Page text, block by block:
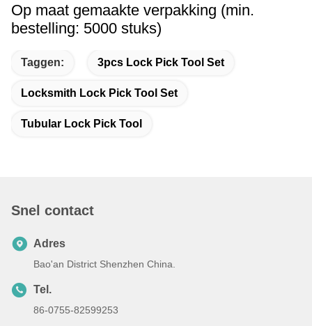
Op maat gemaakte verpakking (min.
bestelling: 5000 stuks)
Taggen: 3pcs Lock Pick Tool Set
Locksmith Lock Pick Tool Set
Tubular Lock Pick Tool
Snel contact
Adres
Bao'an District Shenzhen China.
Tel.
86-0755-82599253